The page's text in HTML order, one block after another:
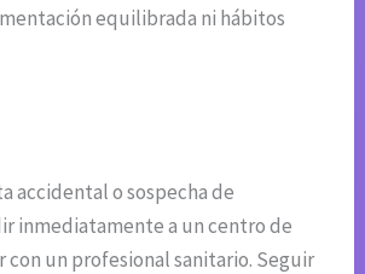
equilibrada ni hábitos
accidental o sospecha de
inmediatamente a un centro de
con un profesional sanitario. Seguir